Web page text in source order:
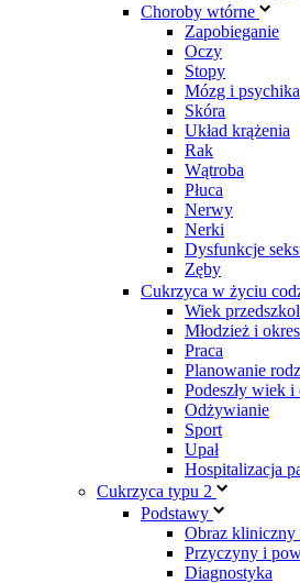
Choroby wtórne
Zapobieganie
Oczy
Stopy
Mózg i psychika
Skóra
Układ krążenia
Rak
Wątroba
Płuca
Nerwy
Nerki
Dysfunkcje
Zęby
Cukrzyca w życiu
Wiek
Młodzież i
Praca
Planowanie
Podeszły wiek i
Odżywianie
Sport
Upał
Hospitalizacja
Cukrzyca typu 2
Podstawy
Obraz
Przyczyny i
Diagnostyka